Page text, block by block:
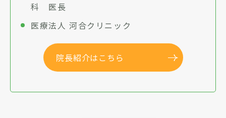
科 医長
医療法人 河合クリニック
院長紹介はこちら